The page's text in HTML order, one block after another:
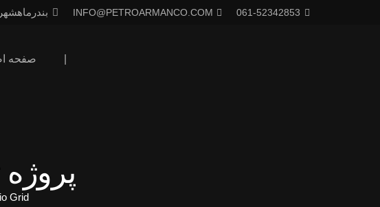
061-52342853
INFO@PETROARMANCO.COM
صفحه
Grid